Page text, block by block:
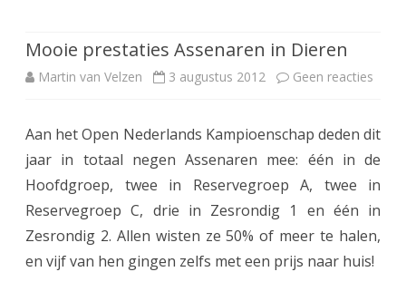
de
inhoud
Mooie prestaties Assenaren in Dieren
Martin van Velzen 3 augustus 2012 Geen reacties
M
o
i
Aan het Open Nederlands Kampioenschap deden dit
jaar in totaal negen Assenaren mee: één in de
Hoofdgroep, twee in Reservegroep A, twee in
Reservegroep C, drie in Zesrondig 1 en één in
Zesrondig 2. Allen wisten ze 50% of meer te halen,
en vijf van hen gingen zelfs met een prijs naar huis!